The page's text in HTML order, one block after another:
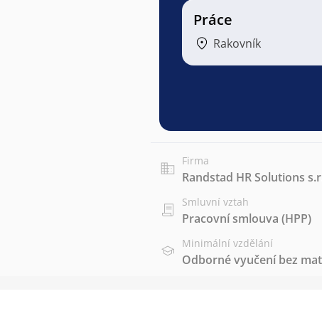
Práce
Rakovník
Firma
Randstad HR Solutions
Smluvní vztah
Pracovní smlouva (HPP)
Minimální vzdělání
Odborné vyučení bez